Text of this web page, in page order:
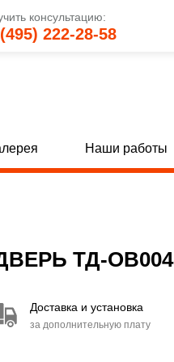
консультацию:
222-28-58
Наши работы
ТД-ОВ004
Доставка и установка
за дополнительную плату